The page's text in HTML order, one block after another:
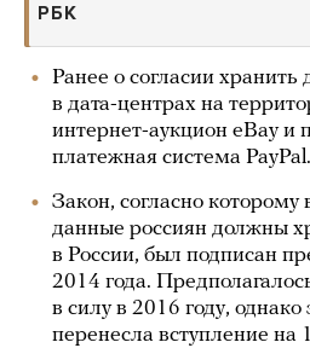
РБК
Ранее о согласии хранить
в дата-центрах на
интернет-аукцион eBay
платежная система PayPal.
Закон, согласно которому
данные россиян должны
в России, был подписан
2014 года.
в силу в 2016 году,
перенесла вступление на